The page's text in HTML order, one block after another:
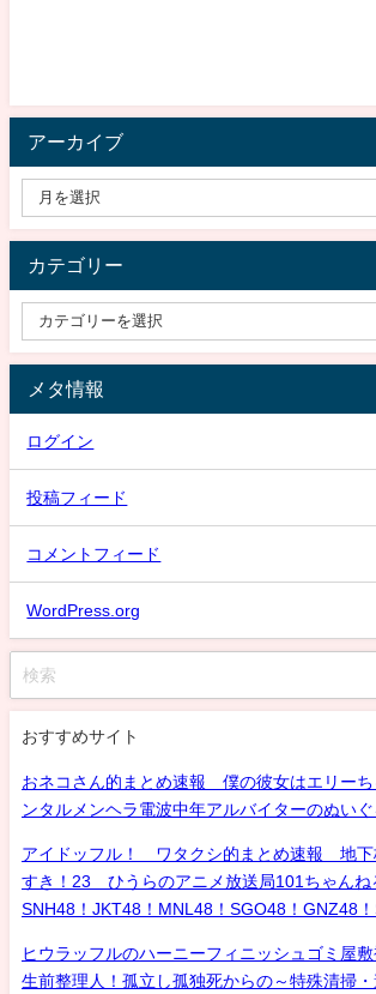
アーカイブ
カテゴリー
メタ情報
ログイン
投稿フィード
コメントフィード
WordPress.org
おすすめサイト
おネコさん的まとめ速報 僕の彼女はエリーち
ンタルメンヘラ電波中年アルバイターのぬい
アイドッフル！ ワタクシ的まとめ速報 地下
すき！23 ひうらのアニメ放送局101ちゃん
SNH48！JKT48！MNL48！SGO48！GNZ48
ヒウラッフルのハーニーフィニッシュゴミ屋敷
生前整理人！孤立し孤独死からの～特殊清掃